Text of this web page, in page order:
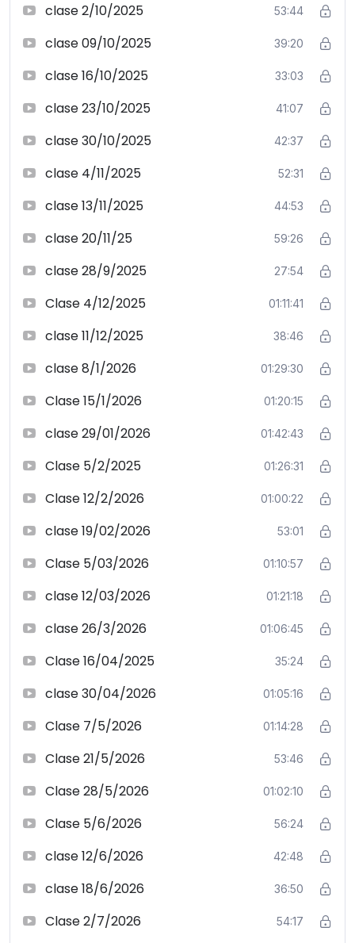
clase 2/10/2025 53:44
clase 09/10/2025 39:20
clase 16/10/2025 33:03
clase 23/10/2025 41:07
clase 30/10/2025 42:37
clase 4/11/2025 52:31
clase 13/11/2025 44:53
clase 20/11/25 59:26
clase 28/9/2025 27:54
Clase 4/12/2025 01:11:41
clase 11/12/2025 38:46
clase 8/1/2026 01:29:30
Clase 15/1/2026 01:20:15
clase 29/01/2026 01:42:43
Clase 5/2/2025 01:26:31
Clase 12/2/2026 01:00:22
clase 19/02/2026 53:01
Clase 5/03/2026 01:10:57
clase 12/03/2026 01:21:18
clase 26/3/2026 01:06:45
Clase 16/04/2025 35:24
clase 30/04/2026 01:05:16
Clase 7/5/2026 01:14:28
Clase 21/5/2026 53:46
Clase 28/5/2026 01:02:10
Clase 5/6/2026 56:24
clase 12/6/2026 42:48
clase 18/6/2026 36:50
Clase 2/7/2026 54:17